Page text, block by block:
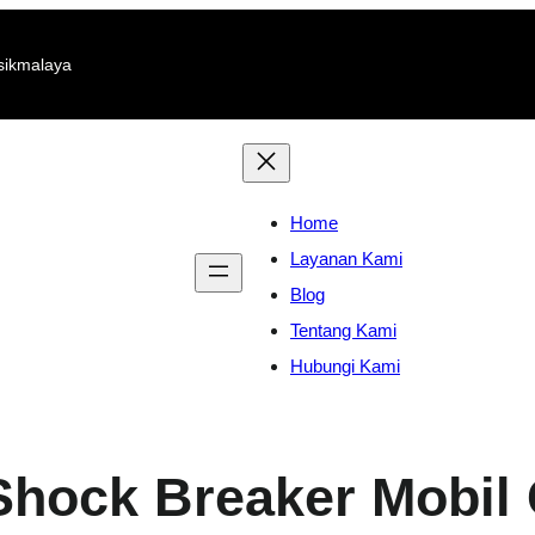
Home
Layanan Kami
Blog
Tentang Kami
Hubungi Kami
Breaker Mobil